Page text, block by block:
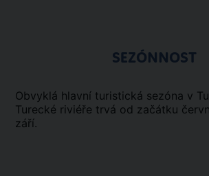
SEZÓNNOST
Obvyklá hlavní turistická sezóna v
Turecké riviéře trvá od začátku
září.